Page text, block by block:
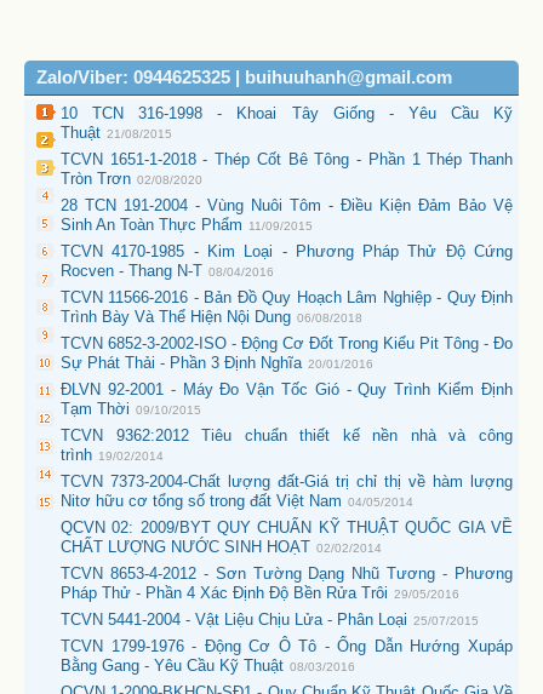
Zalo/Viber: 0944625325 | buihuuhanh@gmail.com
10 TCN 316-1998 - Khoai Tây Giống - Yêu Cầu Kỹ
Thuật 21/08/2015
TCVN 1651-1-2018 - Thép Cốt Bê Tông - Phần 1 Thép Thanh
Tròn Trơn 02/08/2020
28 TCN 191-2004 - Vùng Nuôi Tôm - Ðiều Kiện Đảm Bảo Vệ
Sinh An Toàn Thực Phẩm
11/09/2015
TCVN 4170-1985 - Kim Loại - Phương Pháp Thử Độ Cứng
Rocven - Thang N-T 08/04/2016
TCVN 11566-2016 - Bản Đồ Quy Hoạch Lâm Nghiệp - Quy Định
Trình Bày Và Thể Hiện Nội Dung 06/08/2018
TCVN 6852-3-2002-ISO - Động Cơ Đốt Trong Kiểu Pit Tông - Đo
Sự Phát Thải - Phần 3 Định Nghĩa 20/01/2016
ĐLVN 92-2001 - Máy Đo Vận Tốc Gió - Quy Trình Kiểm Định
Tạm Thời 09/10/2015
TCVN 9362:2012 Tiêu chuẩn thiết kế nền nhà và công
trình 19/02/2014
TCVN 7373-2004-Chất lượng đất-Giá trị chỉ thị về hàm lượng
Nitơ hữu cơ tổng số trong đất Việt Nam 04/05/2014
QCVN 02: 2009/BYT QUY CHUẨN KỸ THUẬT QUỐC GIA VỀ
CHẤT LƯỢNG NƯỚC SINH HOẠT 02/02/2014
TCVN 8653-4-2012 - Sơn Tường Dạng Nhũ Tương - Phương
Pháp Thử - Phần 4 Xác Định Độ Bền Rửa Trôi 29/05/2016
TCVN 5441-2004 - Vật Liệu Chịu Lửa - Phân Loại 25/07/2015
TCVN 1799-1976 - Động Cơ Ô Tô - Ống Dẫn Hướng Xupáp
Bằng Gang - Yêu Cầu Kỹ Thuật 08/03/2016